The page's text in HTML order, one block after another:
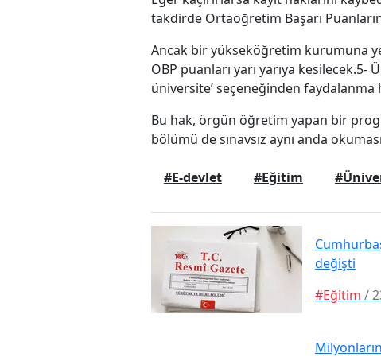
takdirde Ortaöğretim Başarı
Ancak bir yükseköğretim kurumuna
OBP puanları yarı yarıya kesilecek.5-
üniversite’ seçeneğinden faydalanma
Bu hak, örgün öğretim yapan bir
bölümü de sınavsız aynı anda
#E-devlet #Eğitim
değişti
#Eğitim /